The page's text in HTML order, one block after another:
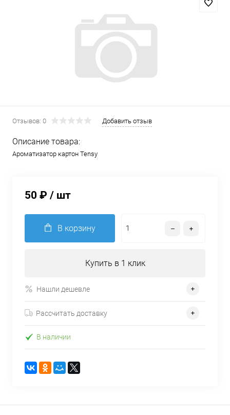
Отзывов: 0 Добавить отзыв
Описание товара:
Ароматизатор картон Tensy
50 ₽ / шт
В корзину
Купить в 1 клик
Нашли дешевле
Рассчитать доставку
В наличии